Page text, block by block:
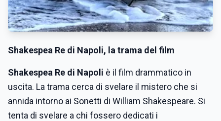
Shakespea Re di Napoli, la trama del film
Shakespea Re di Napoli è il film drammatico in
uscita. La trama cerca di svelare il mistero che si
annida intorno ai Sonetti di William Shakespeare. Si
tenta di svelare a chi fossero dedicati i